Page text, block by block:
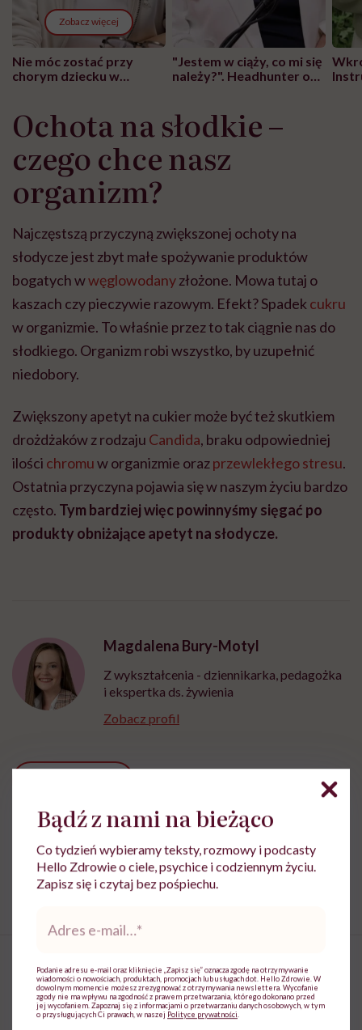
Zobacz więcej
Nie móc zostać przy
chorym dziecku w
może chyba tylko
głupota i brak
"Jestem w ciąży, co mi się
należy?". Headhunter o
pracy
Ochota na słodkie –
czego chce nasz
organizm?
Najczęstszą przyczyną zwiększonej ochoty na
słodycze jest zbyt małe spożywanie produktów
bogatych wwęglowodanyzłożone. Mowa tutaj o
kaszach czy pieczywie razowym. Efekt? Spadek cukru
w organizmie. To właśnie przez to tak ciągnie nas do
słodkiego. Organizm robi wszystko, by uzupełnić
niedobory.
Zwiększony apetyt na cukier może być też skutkiem
drożdżaków z rodzaju Candida, braku odpowiedniej
ilości chromuw organizmie orazprzewlekłego stresu.
Ostatnia przyczyna pojawia się w naszym życiu bardzo
często. Tym bardziej więc powinnyśmy sięgać po
produkty obniżające apetyt na słodycze.
Magdalena Bury-Motyl
Z wykształcenia - dziennikarka, pedagożka
i ekspertka ds. żywienia
Zobacz profil
Powiązane tematy:
Apetyt Cukier
„Bycie szczupłym nie chroni
Bądź z nami na bieżąco
Co tydzień wybieramy teksty, rozmowy i podcasty
Hello Zdrowie o ciele, psychice i codziennym życiu.
Zapisz się i czytaj bez pośpiechu.
*
Podanie adresu e-mail oraz kliknięcie „Zapisz się” oznacza zgodę na otrzymywanie
wiadomości o nowościach, produktach, promocjach lub usługach dot. Hello Zdrowie. W
dowolnym momencie możesz zrezygnować z otrzymywania newslettera. Wycofanie
zgody nie ma wpływu na zgodność z prawem przetwarzania, którego dokonano przed
jej wycofaniem. Zapoznaj się z informacjami o przetwarzaniu danych osobowych, w tym
o przysługujących Ci prawach, w naszej Polityce prywatności